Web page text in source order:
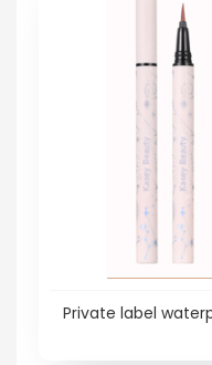
Private label